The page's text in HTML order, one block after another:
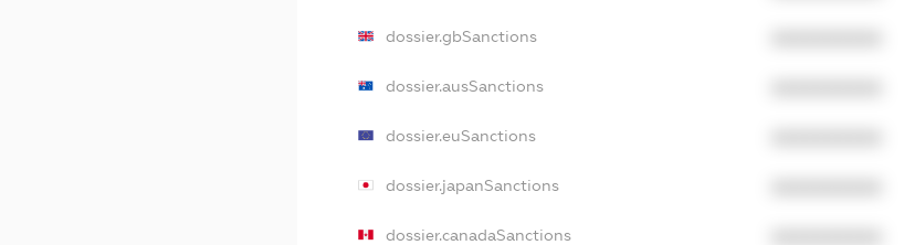
dossier.gbSanctions
dossier.ausSanctions
dossier.euSanctions
dossier.japanSanctions
dossier.canadaSanctions